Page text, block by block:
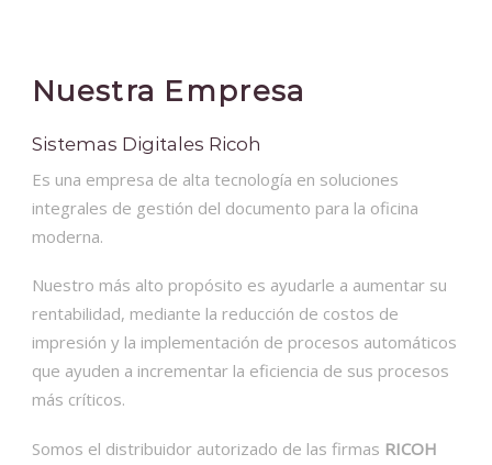
Nuestra Empresa
Sistemas Digitales Ricoh
Es una empresa de alta tecnología en soluciones
integrales de gestión del documento para la oficina
moderna.
Nuestro más alto propósito es ayudarle a aumentar su
rentabilidad, mediante la reducción de costos de
impresión y la implementación de procesos automáticos
que ayuden a incrementar la eficiencia de sus procesos
más críticos.
Somos el distribuidor autorizado de las firmas RICOH